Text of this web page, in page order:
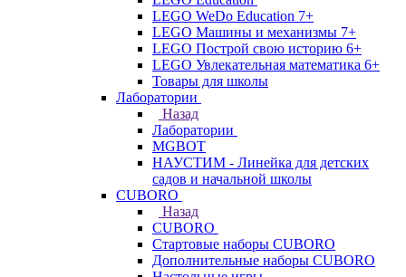
LEGO WeDo Education 7+
LEGO Машины и механизмы 7+
LEGO Построй свою историю 6+
LEGO Увлекательная математика 6+
Товары для школы
Лаборатории
Назад
Лаборатории
MGBOT
НАУСТИМ - Линейка для детских
садов и начальной школы
CUBORO
Назад
CUBORO
Стартовые наборы CUBORO
Дополнительные наборы CUBORO